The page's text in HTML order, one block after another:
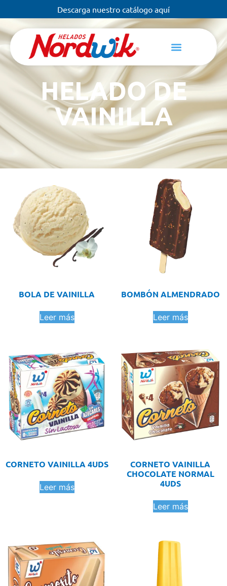
Descarga nuestro catálogo aquí
HELADO DE
VAINILLA
BOLA DE VAINILLA
Leer más
BOMBÓN ALMENDRADO
Leer más
CORNETO VAINILLA 4UDS
Leer más
CORNETO VAINILLA
CHOCOLATE NORMAL
4UDS
Leer más